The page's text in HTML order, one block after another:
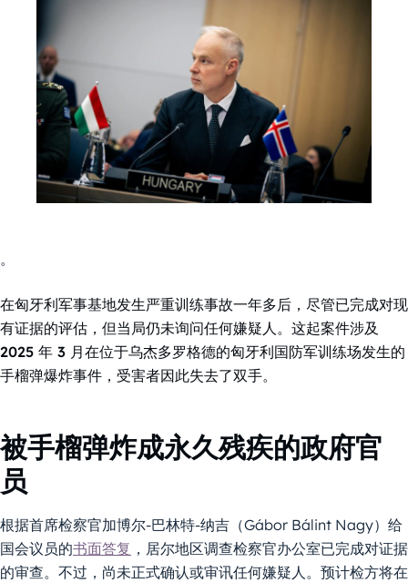
。
在匈牙利军事基地发生严重训练事故一年多后，尽管已完成对现
有证据的评估，但当局仍未询问任何嫌疑人。这起案件涉及
2025 年 3 月在位于乌杰多罗格德的匈牙利国防军训练场发生的
手榴弹爆炸事件，受害者因此失去了双手。
被手榴弹炸成永久残疾的政府官
员
根据首席检察官加博尔-巴林特-纳吉（Gábor Bálint Nagy）给
国会议员的书面答复 ，居尔地区调查检察官办公室已完成对证据
的审查。不过，尚未正式确认或审讯任何嫌疑人。预计检方将在